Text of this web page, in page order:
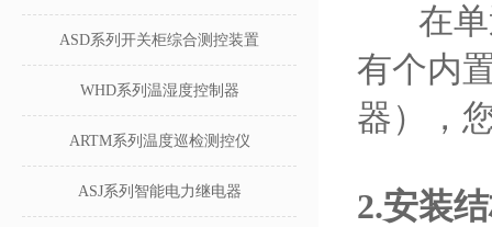
ASD系列开关柜综合测控装置
WHD系列温湿度控制器
ARTM系列温度巡检测控仪
ASJ系列智能电力继电器
在单
有个内
器），
2.安装